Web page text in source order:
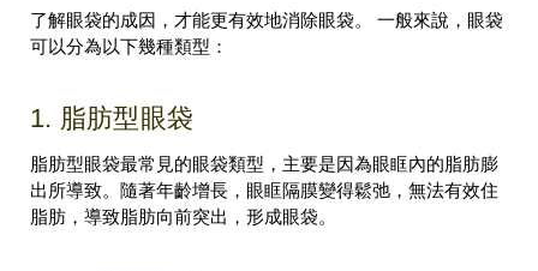
了解眼袋的成因，才能更有效地消除眼袋。 一般來說，眼袋
可以分為以下幾種類型：
1. 脂肪型眼袋
脂肪型眼袋最常見的眼袋類型，主要是因為眼眶內的脂肪膨
出所導致。隨著年齡增長，眼眶隔膜變得鬆弛，無法有效住
脂肪，導致脂肪向前突出，形成眼袋。